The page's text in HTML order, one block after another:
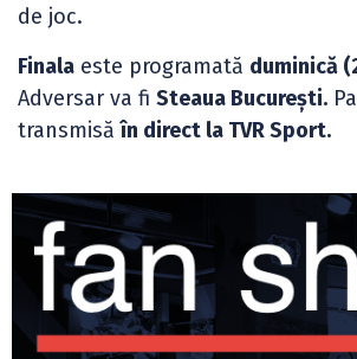
de joc.
Finala este programată duminică
Adversar va fi Steaua București.
transmisăîn direct la TVR Sport.